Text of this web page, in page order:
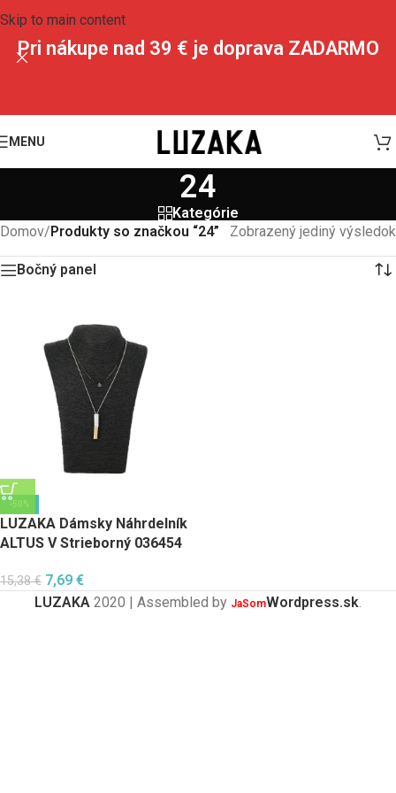
Skip to main content
Pri nákupe nad 39 € je doprava ZADARMO
MENU
24
Kategórie
Domov/Produkty so značkou “24” Zobrazený jediný výsledok
Bočný panel
-50%
LUZAKA Dámsky Náhrdelník
ALTUS V Strieborný 036454
15,38€ 7,69 €
LUZAKA 2020 | Assembled by JaSomWordpress.sk.